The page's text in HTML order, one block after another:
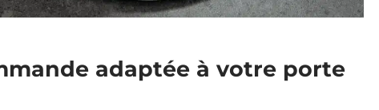
adaptée à votre porte